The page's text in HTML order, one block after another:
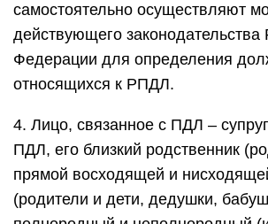
самостоятельно осуществляют
действующего законодательства
Федерации для определения
относящихся к РПДЛ.
4. Лицо, связанное с ПДЛ –
ПДЛ, его близкий родственник
прямой восходящей и
(родители и дети, дедушки,